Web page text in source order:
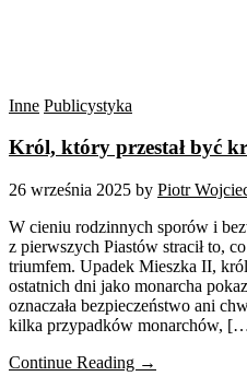
Inne Publicystyka
Król, który przestał być
26 września 2025 by Piotr
W cieniu rodzinnych sporów i
z pierwszych Piastów stracił to,
triumfem. Upadek Mieszka II,
ostatnich dni jako monarcha
oznaczała bezpieczeństwo ani
kilka przypadków monarchów,
Continue Reading →